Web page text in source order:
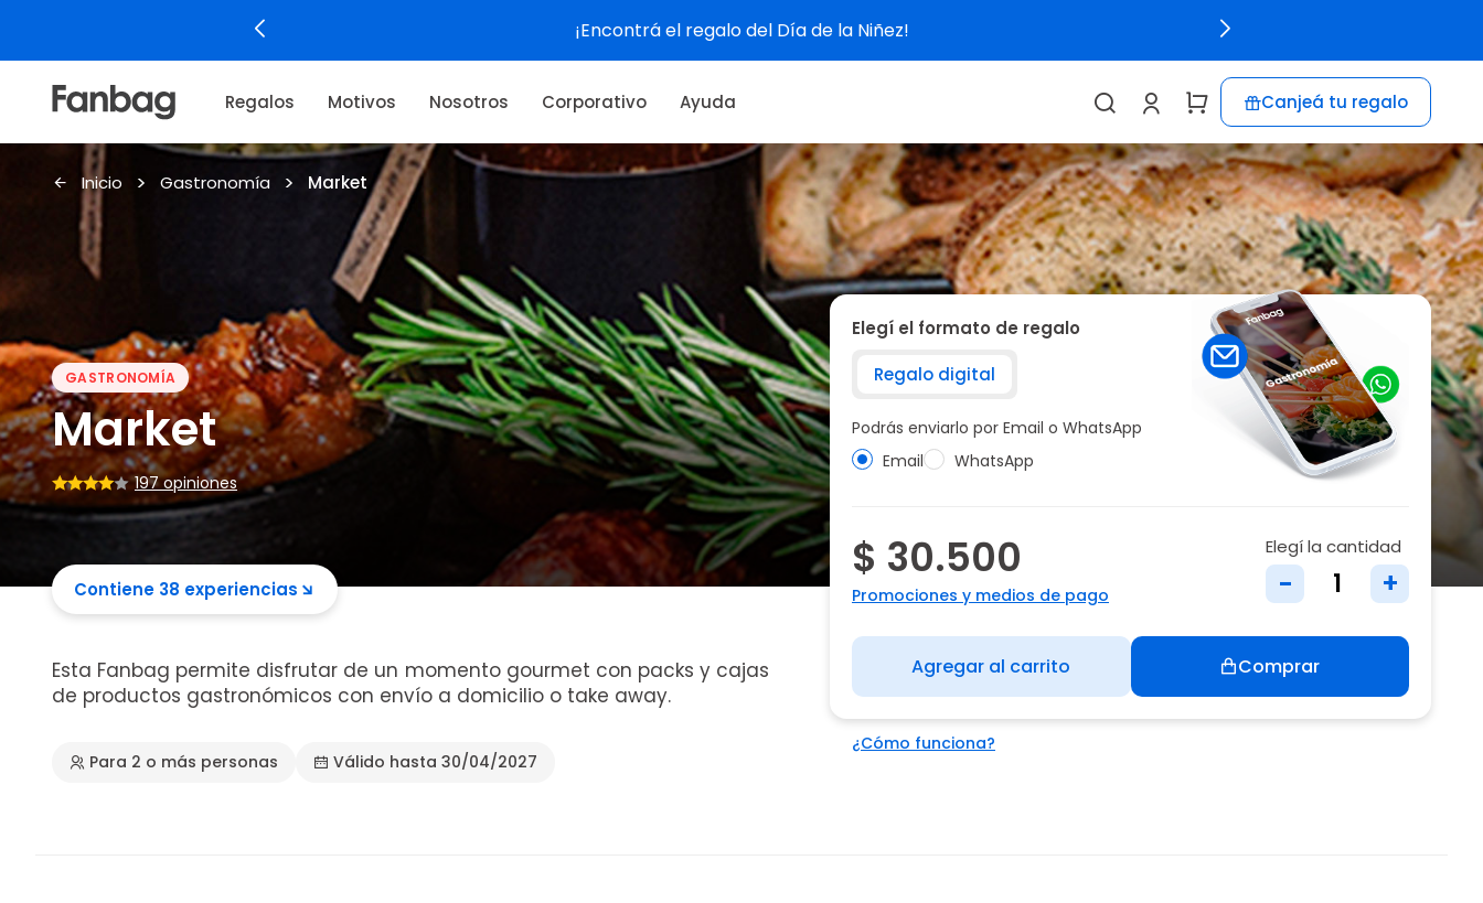
Ver experiencias
Regalos Motivos Nosotros Corporativo Ayuda Canjeá tu regalo
Inicio Gastronomía Market
GASTRONOMÍA
Market
197 opiniones
Contiene 38 experiencias
Esta Fanbag permite disfrutar de un momento gourmet con packs y cajas
de productos gastronómicos con envío a domicilio o take away.
Para 2 o más personas Válido hasta 30/04/2027
Elegí el formato de regalo
Regalo digital
Podrás enviarlo por Email o WhatsApp
Email
WhatsApp
$ 30.500
Promociones y medios de pago
Elegí la cantidad
- +
Agregar al carrito Comprar
¿Cómo funciona?